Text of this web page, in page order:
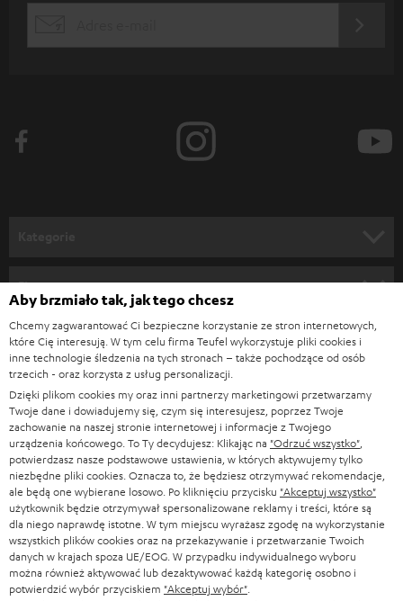
ę
w
s
l
e
t
t
e
r
a
SOUNDBARY
GŁOŚNIKI HIFI
SMART HOME
BLUETOOTH
SŁUCHAWKI
SŁUCHAWKI BLUETOOTH
WIEŻE HI-FI
Firma
WSPARCIE
KARIERA
KONTAKT PRASOWY
B2B
BLOG
NEWSLETTER
SKLEPY
Sklepy internetowe Teufel
NIEMCY
AUSTRIA
SZWAJCARIA
HOLANDIA
BELGIA
Aby brzmiało tak, jak tego chcesz
Chcemy zagwarantować Ci bezpieczne korzystanie ze stron internetowych,
które Cię interesują. W tym celu firma Teufel wykorzystuje pliki cookies i
inne technologie śledzenia na tych stronach – także pochodzące od osób
trzecich - oraz korzysta z usług personalizacji.
Dzięki plikom cookies my oraz inni partnerzy marketingowi przetwarzamy
Twoje dane i dowiadujemy się, czym się interesujesz, poprzez Twoje
zachowanie na naszej stronie internetowej i informacje z Twojego
urządzenia końcowego. To Ty decydujesz: Klikając na "Odrzuć wszystko"
potwierdzasz nasze podstawowe ustawienia, w których aktywujemy tylko
niezbędne pliki cookies. Oznacza to, że będziesz otrzymywać rekomendacje,
ale będą one wybierane losowo. Po kliknięciu przycisku "Akceptuj wszystko"
użytkownik będzie otrzymywał spersonalizowane reklamy i treści, które są
dla niego naprawdę istotne. W tym miejscu wyrażasz zgodę na wykorzystanie
wszystkich plików cookies oraz na przekazywanie i przetwarzanie Twoich
danych w krajach spoza UE/EOG. W przypadku indywidualnego wyboru
można również aktywować lub dezaktywować każdą kategorię osobno i
potwierdzić wybór przyciskiem "Akceptuj wybór"